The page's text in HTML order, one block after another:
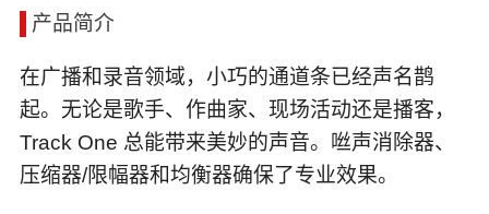
产品简介
在广播和录音领域，小巧的通道条已经声名鹊
起。无论是歌手、作曲家、现场活动还是播客，
Track One 总能带来美妙的声音。咝声消除器、
压缩器/限幅器和均衡器确保了专业效果。